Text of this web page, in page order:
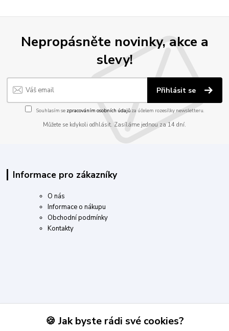
Nepropásněte novinky, akce a
slevy!
Přihlásit se
Souhlasím se zpracováním osobních údajůza účelem rozesílky newsletteru.
Můžete se kdykoli odhlásit. Zasíláme jednou za 14 dní.
Informace pro zákazníky
O nás
Informace o nákupu
Obchodní podmínky
Kontakty
Kontakty🍪 Jak byste rádi své cookies?